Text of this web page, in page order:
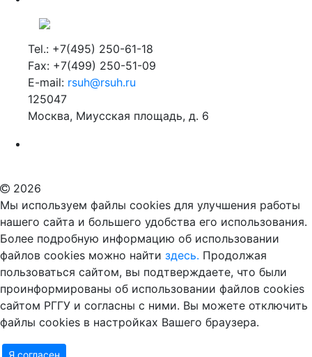
Tel.: +7(495) 250-61-18
Fax: +7(499) 250-51-09
E-mail: rsuh@rsuh.ru
125047
Москва, Миусская площадь, д. 6
2026
Мы используем файлы cookies для улучшения работы
нашего сайта и большего удобства его использования.
Более подробную информацию об использовании
файлов cookies можно найти здесь. Продолжая
пользоваться сайтом, вы подтверждаете, что были
проинформированы об использовании файлов cookies
сайтом РГГУ и согласны с ними. Вы можете отключить
файлы cookies в настройках Вашего браузера.
Я согласен